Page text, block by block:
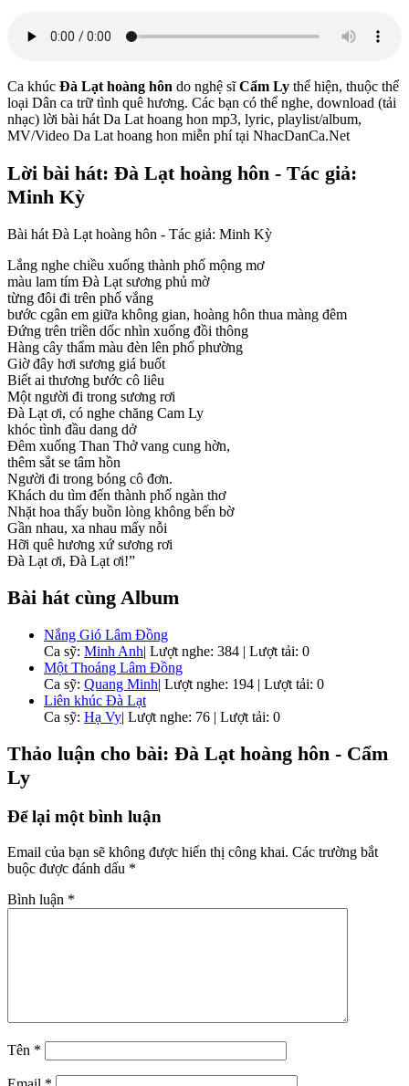
Ca khúc Đà Lạt hoàng hôn do nghệ sĩCẩm Ly thể hiện, thuộc thể
loại Dân ca trữ tình quê hương. Các bạn có thể nghe, download (tải
nhạc) lời bài hát Da Lat hoang hon mp3, lyric, playlist/album,
MV/Video Da Lat hoang hon miễn phí tại NhacDanCa.Net
Lời bài hát: Đà Lạt hoàng hôn - Tác giả:
Minh Kỳ
Bài hát Đà Lạt hoàng hôn - Tác giả: Minh Kỳ
Lắng nghe chiều xuống thành phố mộng mơ
màu lam tím Đà Lạt sương phủ mờ
từng đôi đi trên phố vắng
bước cgân em giữa không gian, hoàng hôn thua màng đêm
Đứng trên triền dốc nhìn xuống đồi thông
Hàng cây thẩm màu đèn lên phố phường
Giờ đây hơi sương giá buốt
Biết ai thương bước cô liêu
Một người đi trong sương rơi
Đà Lạt ơi, có nghe chăng Cam Ly
khóc tình đầu dang dở
Đêm xuống Than Thở vang cung hờn,
thêm sắt se tâm hồn
Người đi trong bóng cô đơn.
Khách du tìm đến thành phố ngàn thơ
Nhặt hoa thấy buồn lòng không bến bờ
Gần nhau, xa nhau mấy nỗi
Hỡi quê hương xứ sương rơi
Đà Lạt ơi, Đà Lạt ơi!”
Bài hát cùng Album
Nắng Gió Lâm Đồng
Ca sỹ: Minh Anh| Lượt nghe: 384 | Lượt tải: 0
Một Thoáng Lâm Đồng
Ca sỹ: Quang Minh| Lượt nghe: 194 | Lượt tải: 0
Liên khúc Đà Lạt
Ca sỹ: Hạ Vy| Lượt nghe: 76 | Lượt tải: 0
Thảo luận cho bài: Đà Lạt hoàng hôn - Cẩm
Ly
Để lại một bình luận
Email của bạn sẽ không được hiển thị công khai. Các trường bắt
buộc được đánh dấu *
Bình luận *
Tên *